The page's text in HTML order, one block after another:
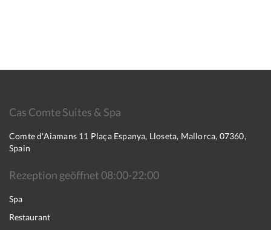
Cas Comte Suites & Spa
Comte d'Aiamans 11 Plaça Espanya, Lloseta, Mallorca, 07360,
Spain
Rezeption geöffnet 08:00-22:00
Spa
Restaurant